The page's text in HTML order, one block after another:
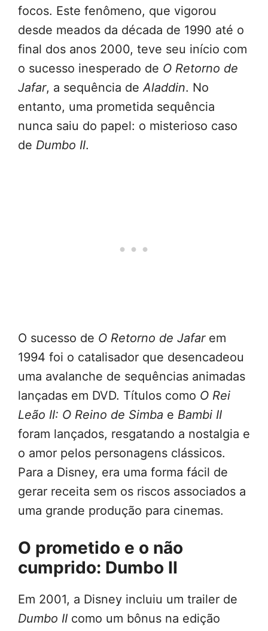
focos. Este fenômeno, que vigorou
desde meados da década de 1990 até o
final dos anos 2000, teve seu início com
o sucesso inesperado de O Retorno de
Jafar, a sequência deAladdin. No
entanto, uma prometida sequência
nunca saiu do papel: o misterioso caso
de Dumbo II.
O sucesso de O Retorno de Jafarem
1994 foi o catalisador que desencadeou
uma avalanche de sequências animadas
lançadas em DVD. Títulos como O Rei
Leão II: O Reino de Simba e Bambi II
foram lançados, resgatando a nostalgia e
o amor pelos personagens clássicos.
Para a Disney, era uma forma fácil de
gerar receita sem os riscos associados a
uma grande produção para cinemas.
O prometido e o não
cumprido: Dumbo II
Em 2001, a Disney incluiu um trailer de
Dumbo II como um bônus na edição